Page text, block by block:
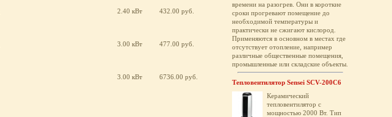
2.40 кВт 432.00 руб.
3.00 кВт 477.00 руб.
3.00 кВт 6736.00 руб.
времени на разогрев. Они в короткие
сроки прогревают помещение до
необходимой температуры и
практически не сжигают кислород.
Применяются в основном в местах где
отсутствует отопление, например
различные общественные помещения,
промышленные или складские объекты.
Тепловентилятор Sensei SCV-200C6
Керамический
тепловентилятор с
мощностью 2000 Вт. Тип